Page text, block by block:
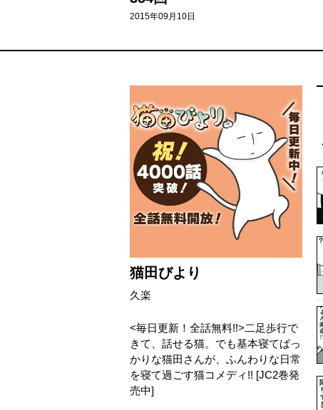
2015年09月10日
猫田びより
久楽
<毎日更新！全話無料!!>二足歩行で
きて、話せる猫。でも基本寝てばっ
かりな猫田さんが、ふんわりな日常
を寝て過ごす猫コメディ!! [JC2巻発
売中]
944 - 845 844 - 745 744 - 645